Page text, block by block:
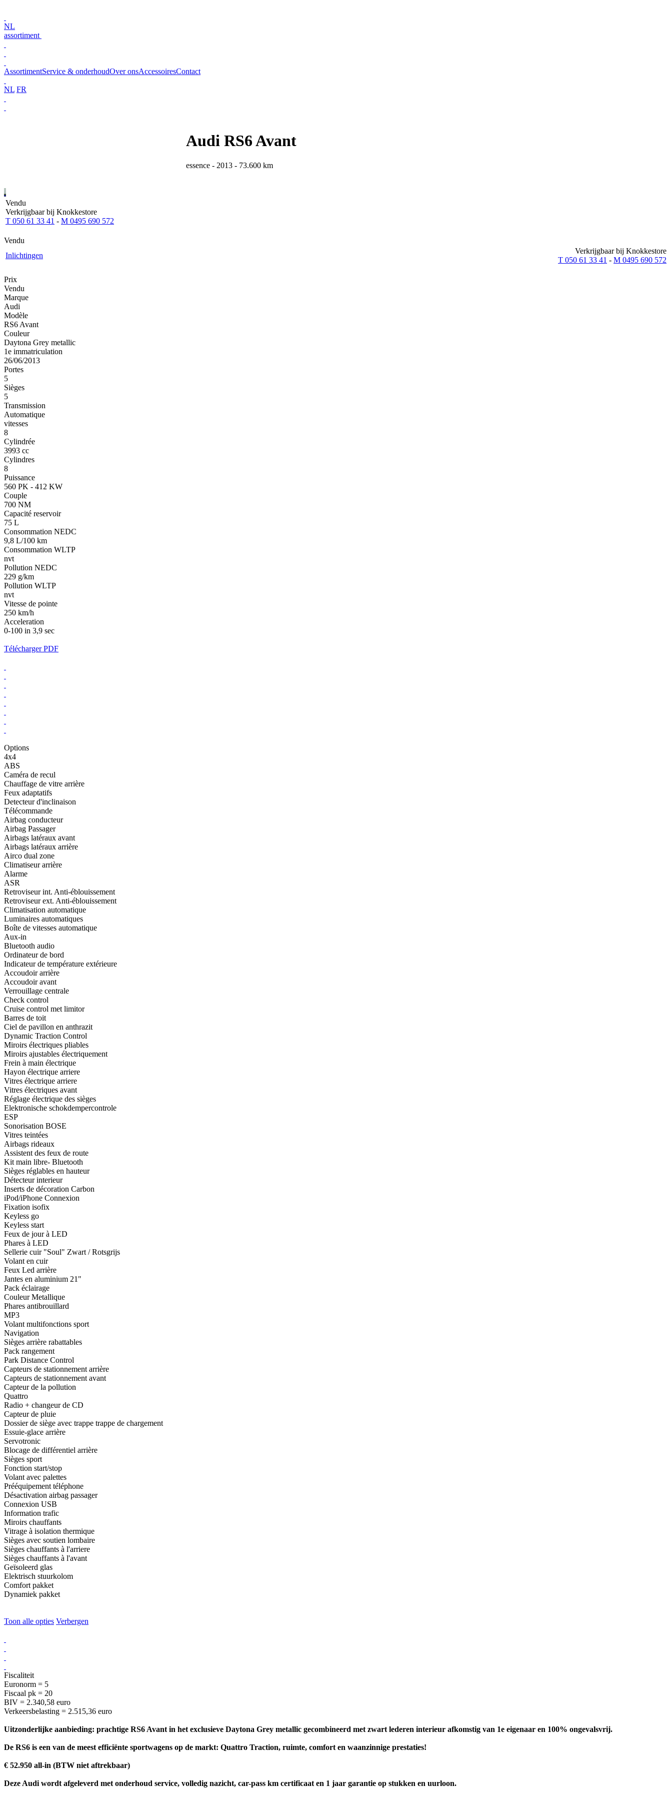
NL
assortiment
AssortimentService & onderhoudOver onsAccessoiresContact
NL FR
Audi RS6 Avant
essence - 2013 - 73.600 km
Vendu
Verkrijgbaar bij Knokkestore
T 050 61 33 41 - M 0495 690 572
Vendu
Inlichtingen
Verkrijgbaar bij Knokkestore
T 050 61 33 41 - M 0495 690 572
Prix
Vendu
Marque
Audi
Modèle
RS6 Avant
Couleur
Daytona Grey metallic
1e immatriculation
26/06/2013
Portes
5
Sièges
5
Transmission
Automatique
vitesses
8
Cylindrée
3993 cc
Cylindres
8
Puissance
560 PK - 412 KW
Couple
700 NM
Capacité reservoir
75 L
Consommation NEDC
9,8 L/100 km
Consommation WLTP
nvt
Pollution NEDC
229 g/km
Pollution WLTP
nvt
Vitesse de pointe
250 km/h
Acceleration
0-100 in 3,9 sec
Télécharger PDF
Options
4x4
ABS
Caméra de recul
Chauffage de vitre arrière
Feux adaptatifs
Detecteur d'inclinaison
Télécommande
Airbag conducteur
Airbag Passager
Airbags latéraux avant
Airbags latéraux arrière
Airco dual zone
Climatiseur arrière
Alarme
ASR
Retroviseur int. Anti-éblouissement
Retroviseur ext. Anti-éblouissement
Climatisation automatique
Luminaires automatiques
Boîte de vitesses automatique
Aux-in
Bluetooth audio
Ordinateur de bord
Indicateur de température extérieure
Accoudoir arrière
Accoudoir avant
Verrouillage centrale
Check control
Cruise control met limitor
Barres de toit
Ciel de pavillon en anthrazit
Dynamic Traction Control
Miroirs électriques pliables
Miroirs ajustables électriquement
Frein à main électrique
Hayon électrique arriere
Vitres électrique arriere
Vitres électriques avant
Réglage électrique des sièges
Elektronische schokdempercontrole
ESP
Sonorisation BOSE
Vitres teintées
Airbags rideaux
Assistent des feux de route
Kit main libre- Bluetooth
Sièges réglables en hauteur
Détecteur interieur
Inserts de décoration Carbon
iPod/iPhone Connexion
Fixation isofix
Keyless go
Keyless start
Feux de jour à LED
Phares à LED
Sellerie cuir "Soul" Zwart / Rotsgrijs
Volant en cuir
Feux Led arrière
Jantes en aluminium 21"
Pack éclairage
Couleur Metallique
Phares antibrouillard
MP3
Volant multifonctions sport
Navigation
Sièges arrière rabattables
Pack rangement
Park Distance Control
Capteurs de stationnement arrière
Capteurs de stationnement avant
Capteur de la pollution
Quattro
Radio + changeur de CD
Capteur de pluie
Dossier de siège avec trappe trappe de chargement
Essuie-glace arrière
Servotronic
Blocage de différentiel arrière
Sièges sport
Fonction start/stop
Volant avec palettes
Prééquipement téléphone
Désactivation airbag passager
Connexion USB
Information trafic
Miroirs chauffants
Vitrage à isolation thermique
Sièges avec soutien lombaire
Sièges chauffants à l'arriere
Sièges chauffants à l'avant
Geïsoleerd glas
Elektrisch stuurkolom
Comfort pakket
Dynamiek pakket
Toon alle opties Verbergen
Fiscaliteit
Euronorm = 5
Fiscaal pk = 20
BIV = 2.340,58 euro
Verkeersbelasting = 2.515,36 euro
Uitzonderlijke aanbieding: prachtige RS6 Avant in het exclusieve Daytona Grey metallic gecombineerd met zwart lederen interieur afkomstig van 1e eigenaar en 100% ongevalsvrij.
De RS6 is een van de meest efficiënte sportwagens op de markt: Quattro Traction, ruimte, comfort en waanzinnige prestaties!
€ 52.950 all-in (BTW niet aftrekbaar)
Deze Audi wordt afgeleverd met onderhoud service, volledig nazicht, car-pass km certificaat en 1 jaar garantie op stukken en uurloon.